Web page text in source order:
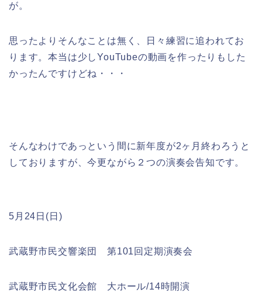
が。
思ったよりそんなことは無く、日々練習に追われてお
ります。本当は少しYouTubeの動画を作ったりもした
かったんですけどね・・・
そんなわけであっという間に新年度が2ヶ月終わろうと
しておりますが、今更ながら２つの演奏会告知です。
5月24日(日)
武蔵野市民交響楽団 第101回定期演奏会
武蔵野市民文化会館 大ホール/14時開演